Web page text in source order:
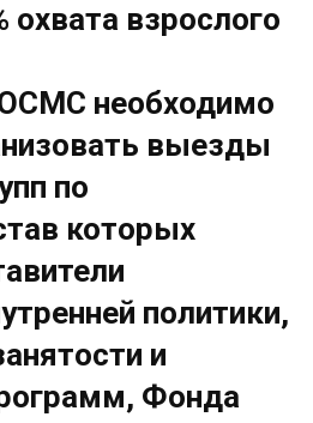
охвата взрослого
необходимо
выезды
по
которых
политики,
и
Фонда